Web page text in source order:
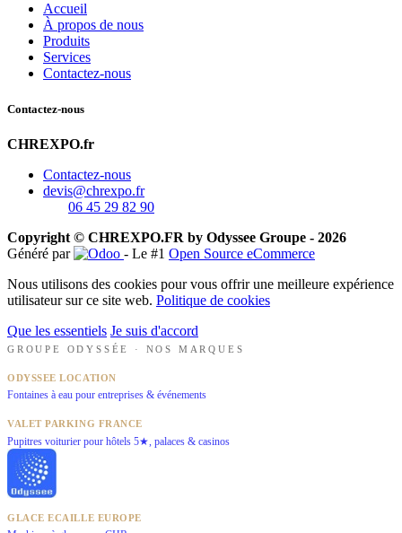
Accueil
À propos de nous
Produits
Services
Contactez-nous
Contactez-nous
CHREXPO.fr
Contactez-nous
devis@chrexpo.fr
06 45 29 82 90
Copyright © CHREXPO.FR by Odyssee Groupe - 2026
Généré par
- Le #1 Open Source eCommerce
Nous utilisons des cookies pour vous offrir une meilleure expérience
utilisateur sur ce site web. Politique de cookies
Que les essentiels Je suis d'accord
GROUPE ODYSSÉE · NOS MARQUES
ODYSSEE LOCATION
Fontaines à eau pour entreprises & événements
VALET PARKING FRANCE
Pupitres voiturier pour hôtels 5★, palaces & casinos
GLACE ECAILLE EUROPE